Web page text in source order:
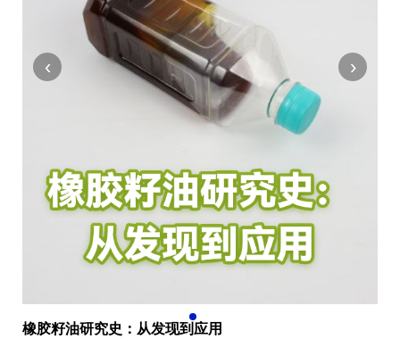
‹ ›
橡胶籽油研究史：从发现到应用